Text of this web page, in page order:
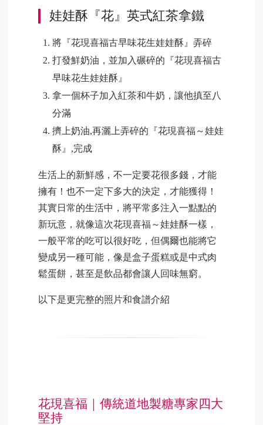
娃娃酥『花』英式紅茶拿鐵
將『花現喜福古早味花生娃娃酥』弄碎
打發鮮奶油，並加入碾碎的『花現喜福古
早味花生娃娃酥』
拿一個杯子加入紅茶和牛奶，讓他搷至八
分滿
擠上奶油,再灑上弄碎的『花現喜福～娃娃
酥』,完成
生活上的新鮮感，不一定要花很多錢，才能
擁有！也不一定下多大的決定，才能獲得！
其實日常的生活中，將平常多注入一點點的
新玩意，就像這次花現喜福～娃娃酥一樣，
一般平常的吃可以很好吃，但偶爾也能將它
變成另一種可能，像是盒子蛋糕或是中式肉
鬆蛋餅，甚至是飲品都會讓人回味無窮。
以下是更完整的照片和食譜介紹
花現喜福｜傳統道地製糖專家四大
堅持